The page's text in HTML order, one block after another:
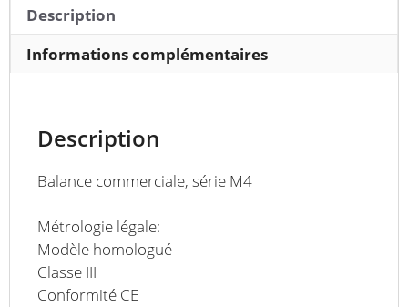
Description
Informations complémentaires
Description
Balance commerciale, série M4
Métrologie légale:
Modèle homologué
Classe III
Conformité CE